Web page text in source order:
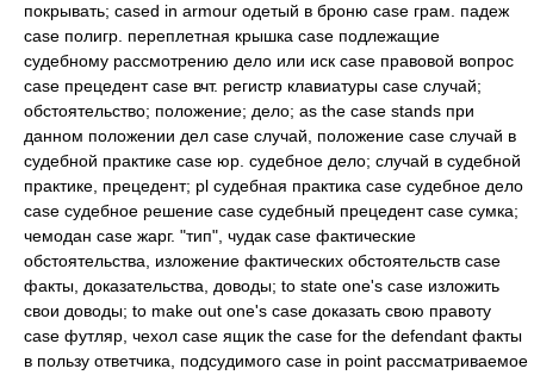
покрывать; cased in armour одетый в броню case грам. падеж
case полигр. переплетная крышка case подлежащие
судебному рассмотрению дело или иск case правовой вопрос
case прецедент case вчт. регистр клавиатуры case случай;
обстоятельство; положение; дело; as the case stands при
данном положении дел case случай, положение case случай в
судебной практике case юр. судебное дело; случай в судебной
практике, прецедент; pl судебная практика case судебное дело
case судебное решение case судебный прецедент case сумка;
чемодан case жарг. "тип", чудак case фактические
обстоятельства, изложение фактических обстоятельств case
факты, доказательства, доводы; to state one's case изложить
свои доводы; to make out one's case доказать свою правоту
case футляр, чехол case ящик the case for the defendant факты
в пользу ответчика, подсудимого case in point рассматриваемое